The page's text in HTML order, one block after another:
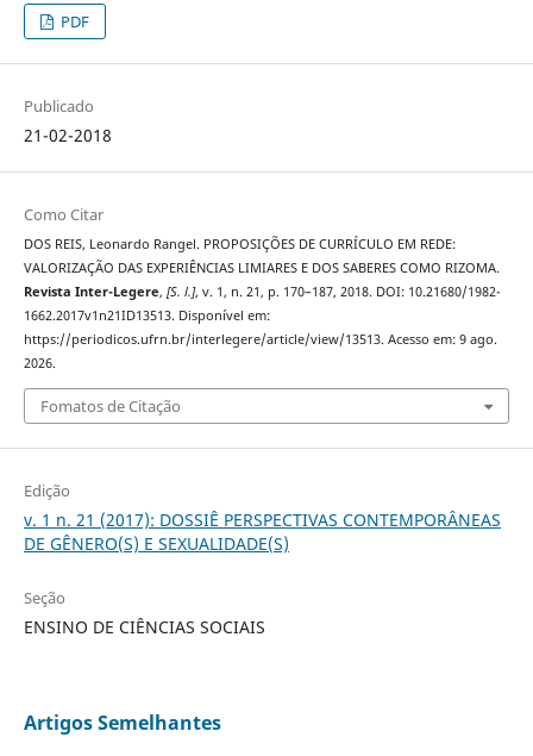
PDF
Publicado
21-02-2018
Como Citar
DOS REIS, Leonardo Rangel. PROPOSIÇÕES DE CURRÍCULO EM REDE:
VALORIZAÇÃO DAS EXPERIÊNCIAS LIMIARES E DOS SABERES COMO RIZOMA.
Revista Inter-Legere, [S. l.], v. 1, n. 21, p. 170–187, 2018. DOI: 10.21680/1982-
1662.2017v1n21ID13513. Disponível em:
https://periodicos.ufrn.br/interlegere/article/view/13513. Acesso em: 9 ago.
2026.
Fomatos de Citação
Edição
v. 1 n. 21 (2017): DOSSIÊ PERSPECTIVAS CONTEMPORÂNEAS
DE GÊNERO(S) E SEXUALIDADE(S)
Seção
ENSINO DE CIÊNCIAS SOCIAIS
Artigos Semelhantes